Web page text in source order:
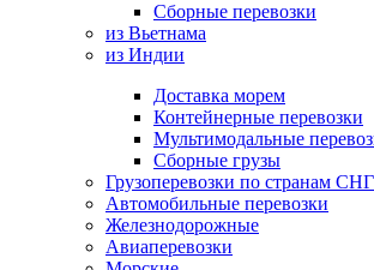
Сборные перевозки
из Вьетнама
из Индии
Доставка морем
Контейнерные перевозки
Мультимодальные
Сборные грузы
Грузоперевозки по странам
Автомобильные перевозки
Железнодорожные
Авиаперевозки